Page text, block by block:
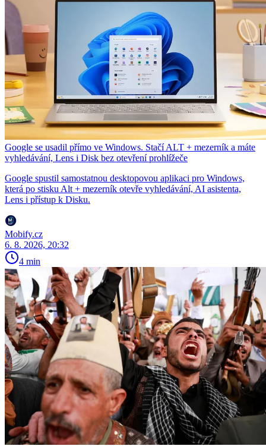
Google se usadil přímo ve Windows. Stačí ALT + mezerník a máte
vyhledávání, Lens i Disk bez otevření prohlížeče
Google spustil samostatnou desktopovou aplikaci pro Windows,
která po stisku Alt + mezerník otevře vyhledávání, AI asistenta,
Lens i přístup k Disku.
Mobify.cz
6. 8. 2026, 20:32
4 min